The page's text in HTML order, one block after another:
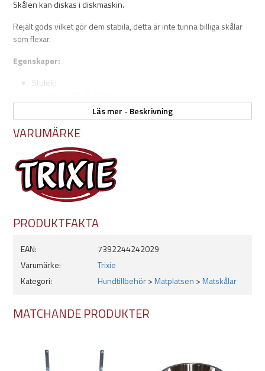
Skålen kan diskas i diskmaskin.
Rejält gods vilket gör dem stabila, detta är inte tunna billiga skålar
som flexar.
Egenskaper:
Stolek:
Tillverkad i rostfritt stål
Låg modell
Kan diskas i diskmaskin
Mat- eller vattenskål
Läs mer - Beskrivning
VARUMÄRKE
PRODUKTFAKTA
EAN:
7392244242029
Varumärke:
Trixie
Kategori:
Hundtillbehör>Matplatsen >Matskålar
MATCHANDE PRODUKTER